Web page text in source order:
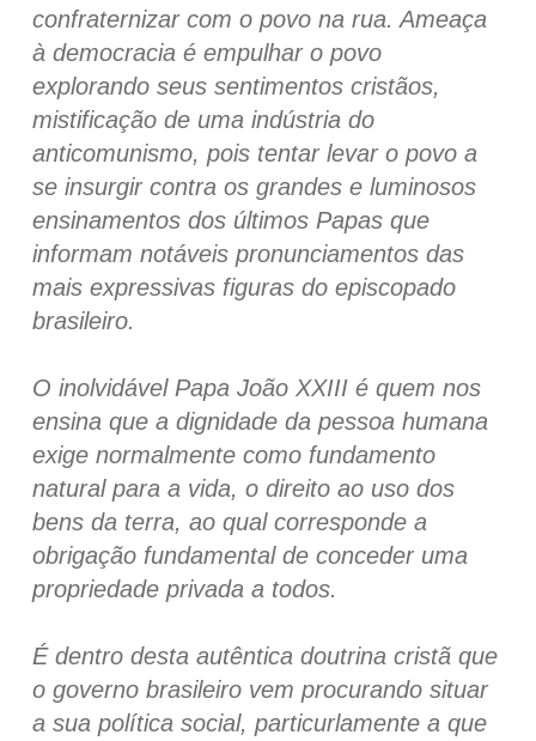
confraternizar com o povo na rua. Ameaça
à democracia é empulhar o povo
explorando seus sentimentos cristãos,
mistificação de uma indústria do
anticomunismo, pois tentar levar o povo a
se insurgir contra os grandes e luminosos
ensinamentos dos últimos Papas que
informam notáveis pronunciamentos das
mais expressivas figuras do episcopado
brasileiro.
O inolvidável Papa João XXIII é quem nos
ensina que a dignidade da pessoa humana
exige normalmente como fundamento
natural para a vida, o direito ao uso dos
bens da terra, ao qual corresponde a
obrigação fundamental de conceder uma
propriedade privada a todos.
É dentro desta autêntica doutrina cristã que
o governo brasileiro vem procurando situar
a sua política social, particurlamente a que